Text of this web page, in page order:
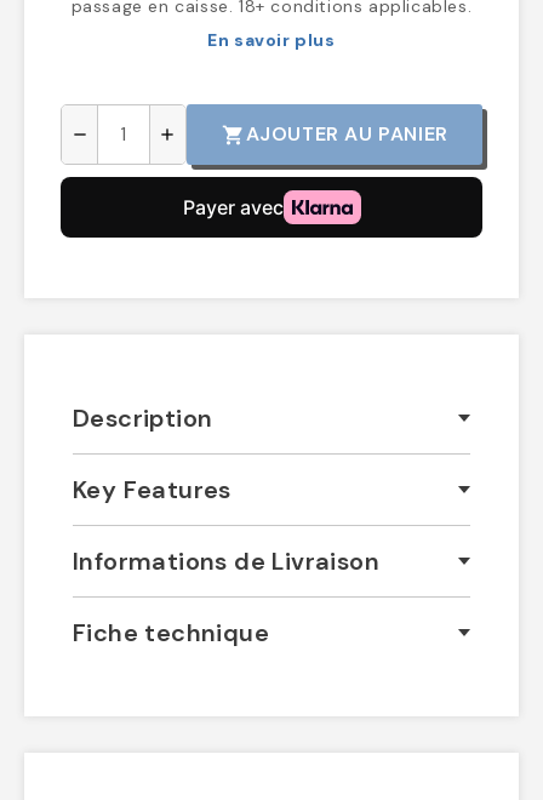
passage en caisse. 18+ conditions applicables.
En savoir plus
remove add shopping_cartAJOUTER AU PANIER
Description
Key Features
Informations de Livraison
Fiche technique